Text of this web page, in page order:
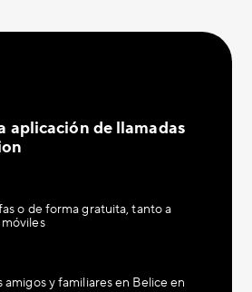
aplicación de llamadas
o de forma gratuita, tanto a
y familiares en Belice en